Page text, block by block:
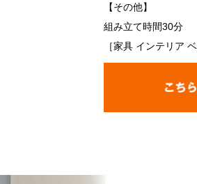
【その他】
組み立て時間30分
［家具 インテリア